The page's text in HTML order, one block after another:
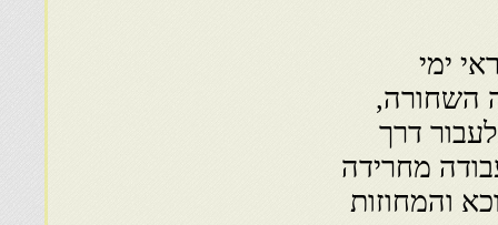
ימי
השחורה,
דרך
מחרידה
והמחוזות